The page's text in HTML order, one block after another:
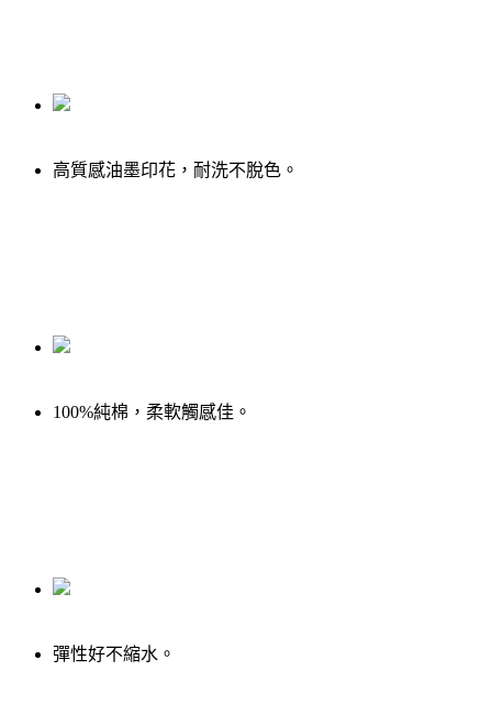
高質感油墨印花，耐洗不脫色。
100%純棉，柔軟觸感佳。
彈性好不縮水。